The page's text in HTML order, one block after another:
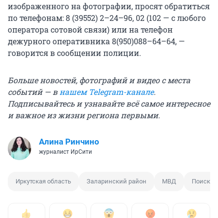
изображенного на фотографии, просят обратиться
по телефонам: 8 (39552) 2–24–96, 02 (102 — с любого
оператора сотовой связи) или на телефон
дежурного оперативника 8(950)088–64–64, —
говорится в сообщении полиции.
Больше новостей, фотографий и видео с места
событий — в нашем Telegram-канале.
Подписывайтесь и узнавайте всё самое интересное
и важное из жизни региона первыми.
Алина Ринчино
журналист ИрСити
Иркутская область Заларинский район МВД Поиск